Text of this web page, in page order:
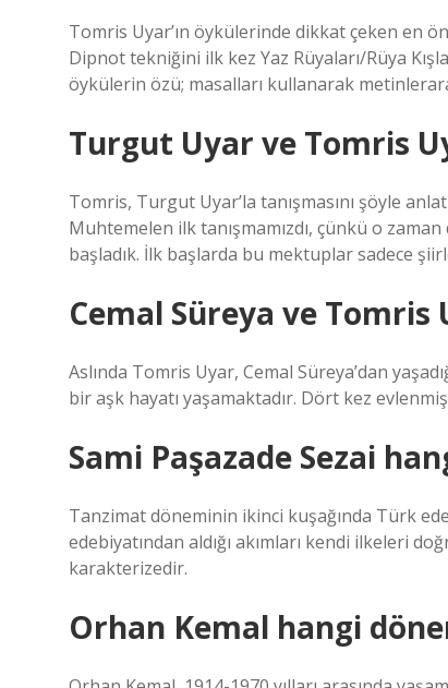
Tomris Uyar’ın öykülerinde dikkat çeken en
Dipnot tekniğini ilk kez Yaz Rüyaları/Rüya
öykülerin özü; masalları kullanarak
Turgut Uyar ve Tomris
Tomris, Turgut Uyar’la tanışmasını şöyle
Muhtemelen ilk tanışmamızdı, çünkü o
başladık. İlk başlarda bu mektuplar sadece
Cemal Süreya ve Tomris
Aslında Tomris Uyar, Cemal Süreya’dan
bir aşk hayatı yaşamaktadır. Dört kez
Sami Paşazade Sezai
Tanzimat döneminin ikinci kuşağında Türk
edebiyatından aldığı akımları kendi ilkeleri
karakterizedir.
Orhan Kemal hangi